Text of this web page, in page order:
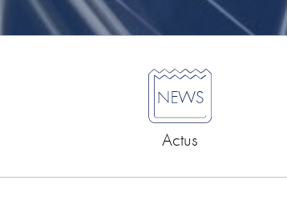
Actus